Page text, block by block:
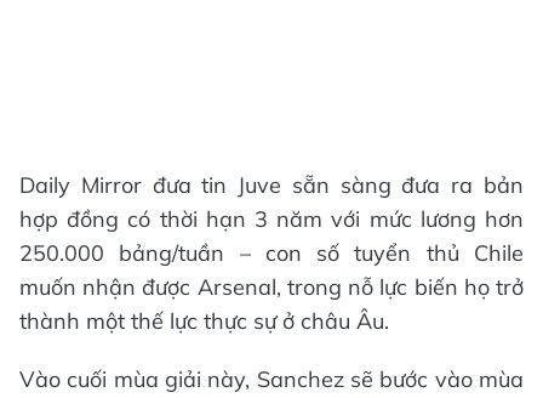
Daily Mirror đưa tin Juve sẵn sàng đưa ra bản
hợp đồng có thời hạn 3 năm với mức lương hơn
250.000 bảng/tuần – con số tuyển thủ Chile
muốn nhận được Arsenal, trong nỗ lực biến họ trở
thành một thế lực thực sự ở châu Âu.
Vào cuối mùa giải này, Sanchez sẽ bước vào mùa